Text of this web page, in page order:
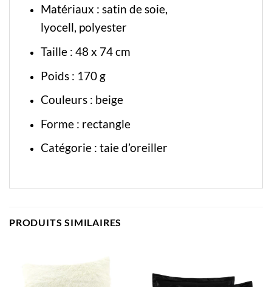
Matériaux : satin de soie,
lyocell, polyester
Taille : 48 x 74 cm
Poids : 170 g
Couleurs : beige
Forme : rectangle
Catégorie : taie d’oreiller
PRODUITS SIMILAIRES